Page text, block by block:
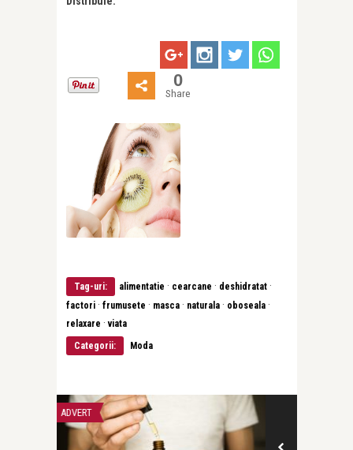
0
Share
Tag-uri: alimentatie · cearcane · deshidratat ·
factori · frumusete · masca · naturala · oboseala ·
relaxare ·viata
Categorii:
Moda
LIFE